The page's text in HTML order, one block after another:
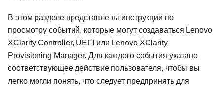
В этом разделе представлены инструкции по
просмотру событий, которые могут создаваться Lenovo
XClarity Controller, UEFI или Lenovo XClarity
Provisioning Manager. Для каждого события указано
соответствующее действие пользователя, чтобы вы
легко могли понять, что следует предпринять для